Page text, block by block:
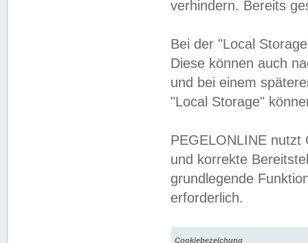
verhindern. Bereits
Bei der "Local
Diese können auch
und bei einem
"Local Storage"
PEGELONLINE nutzt
und korrekte
grundlegende
erforderlich.
Cookiebezeichung